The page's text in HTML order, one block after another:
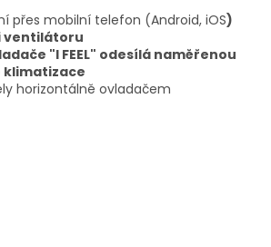
přes mobilní telefon (Android, iOS)
ventilátoru
"I FEEL" odesílá naměřenou
horizontálně ovladačem